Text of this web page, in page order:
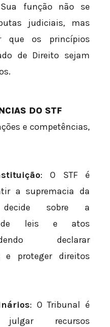
função não se
judiciais, mas
que os princípios
de Direito sejam
DO STF
e competências,
: O STF é
a supremacia da
decide sobre a
de leis e atos
declarar
e proteger direitos
: O Tribunal é
recursos